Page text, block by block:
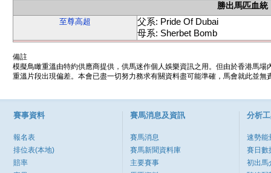
勝出馬匹血統
至尊高超
父系: Pride Of Dubai
母系: Sherbet Bomb
備註
模擬鳥瞰重溫由特約供應商提供，供馬迷作個人娛樂資訊之用。但由於香港馬
重溫片段出現偏差。本會已盡一切努力務求有關資料盡可能準確，馬會就此並
賽事資料
報名表
排位表(本地)
賠率
賽馬消息及資訊
賽馬消息
賽馬新聞資料庫
主要賽事
分析
速勢能
賽日數
初出馬